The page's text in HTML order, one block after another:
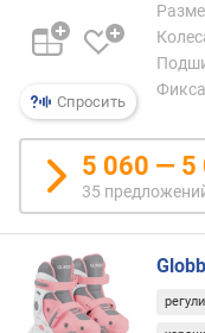
д
а
е
д
б
л
е
н
и
Спросить
5 060 — 5
35